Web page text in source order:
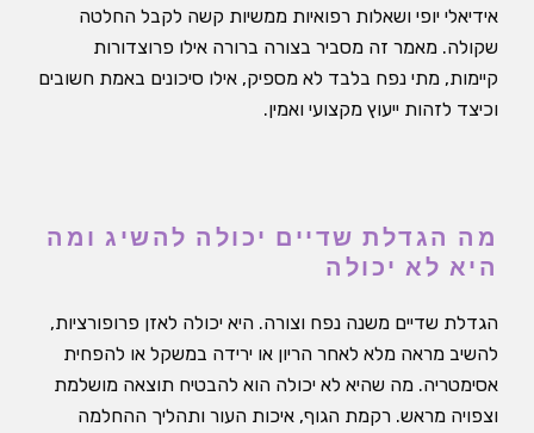
אידיאלי יופי ושאלות רפואיות ממשיות קשה לקבל החלטה
שקולה. מאמר זה מסביר בצורה ברורה אילו פרוצדורות
קיימות, מתי נפח בלבד לא מספיק, אילו סיכונים באמת חשובים
וכיצד לזהות ייעוץ מקצועי ואמין.
מה הגדלת שדיים יכולה להשיג ומה
היא לא יכולה
הגדלת שדיים משנה נפח וצורה. היא יכולה לאזן פרופורציות,
להשיב מראה מלא לאחר הריון או ירידה במשקל או להפחית
אסימטריה. מה שהיא לא יכולה הוא להבטיח תוצאה מושלמת
וצפויה מראש. רקמת הגוף, איכות העור ותהליך ההחלמה